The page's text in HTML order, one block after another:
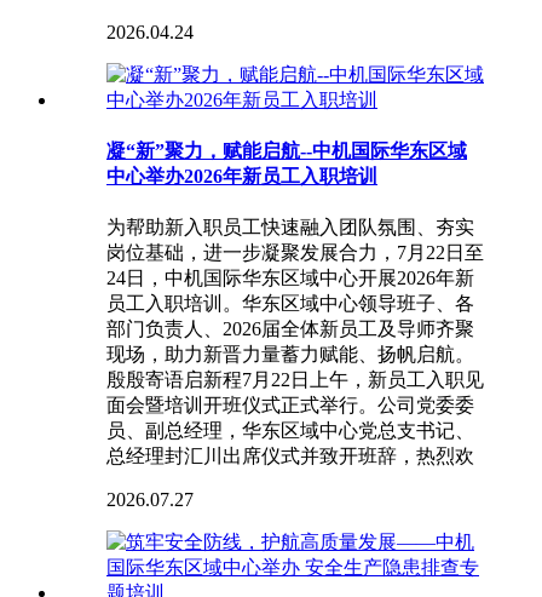
2026.04.24
凝“新”聚力，赋能启航--中机国际华东区域
中心举办2026年新员工入职培训
为帮助新入职员工快速融入团队氛围、夯实
岗位基础，进一步凝聚发展合力，7月22日至
24日，中机国际华东区域中心开展2026年新
员工入职培训。华东区域中心领导班子、各
部门负责人、2026届全体新员工及导师齐聚
现场，助力新晋力量蓄力赋能、扬帆启航。
殷殷寄语启新程7月22日上午，新员工入职见
面会暨培训开班仪式正式举行。公司党委委
员、副总经理，华东区域中心党总支书记、
总经理封汇川出席仪式并致开班辞，热烈欢
2026.07.27